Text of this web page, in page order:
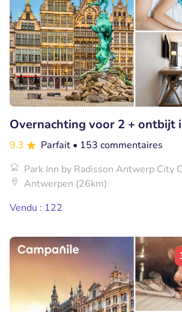
Overnachting voor 2 + ontbijt
9.3 Parfait • 153 commentaires
Park Inn by Radisson Antwerp City
Antwerpen (26km)
Vendu : 122